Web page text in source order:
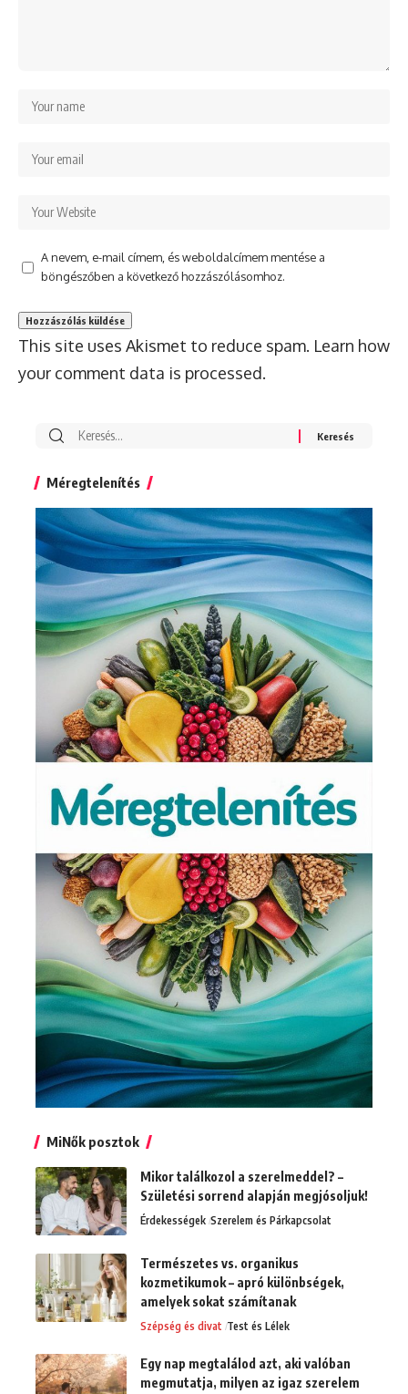
A nevem, e-mail címem, és weboldalcímem mentése a
böngészőben a következő hozzászólásomhoz.
This site uses Akismet to reduce spam. Learn how
your comment data is processed.
Search
Méregtelenítés
MiNők posztok
Mikor találkozol a szerelmeddel? –
Születési sorrend alapján megjósoljuk!
Érdekességek Szerelem és Párkapcsolat
Természetes vs. organikus
kozmetikumok – apró különbségek,
amelyek sokat számítanak
Szépség és divat Test és Lélek
Egy nap megtalálod azt, aki valóban
megmutatja, milyen az igaz szerelem